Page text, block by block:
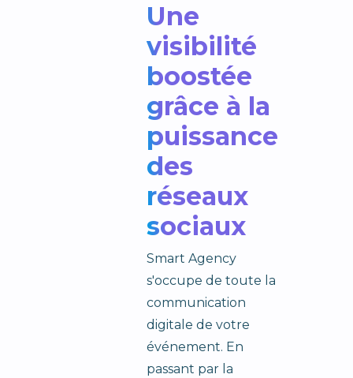
Une
visibilité
boostée
grâce à la
puissance
des
réseaux
sociaux
Smart Agency
s'occupe de toute la
communication
digitale de votre
événement. En
passant par la